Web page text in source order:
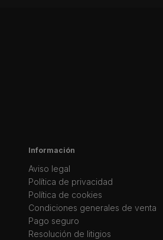
Información
Aviso legal
Política de privacidad
Política de cookies
Condiciones generales de venta
Pago seguro
Resolución de litigios